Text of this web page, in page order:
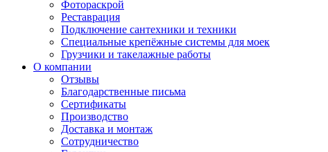
Фотораскрой
Реставрация
Подключение сантехники и техники
Специальные крепёжные системы для моек
Грузчики и такелажные работы
О компании
Отзывы
Благодарственные письма
Сертификаты
Производство
Доставка и монтаж
Сотрудничество